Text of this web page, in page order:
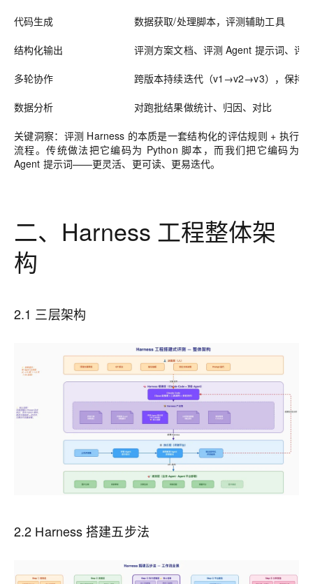
代码生成 数据获取/处理脚本，评测辅助工具
结构化输出 评测方案文档、评测 Agent 提示词、评
多轮协作 跨版本持续迭代（v1→v2→v3），保持
数据分析 对跑批结果做统计、归因、对比
关键洞察：评测 Harness 的本质是一套结构化的评估规则 + 执行
流程。传统做法把它编码为 Python 脚本，而我们把它编码为
Agent 提示词——更灵活、更可读、更易迭代。
二、Harness 工程整体架
构
2.1 三层架构
2.2 Harness 搭建五步法